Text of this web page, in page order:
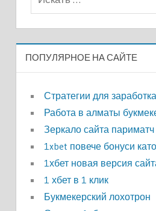
ПОПУЛЯРНОЕ НА САЙТЕ
Стратегии для
Работа в алматы
Зеркало сайта париматч
1xbet повече бонуси като
1хбет новая версия
1 хбет в 1 клик
Букмекерский лохотрон